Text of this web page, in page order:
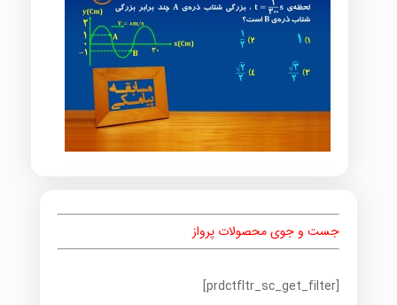
جست و جوی محصولات پرواز
[prdctfltr_sc_get_filter]